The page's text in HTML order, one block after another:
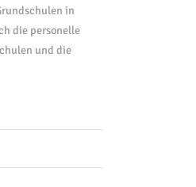
in
die personelle
und die